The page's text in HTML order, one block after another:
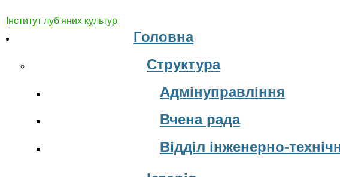
Інститут луб'яних культур
Головна
Структура
Адмінуправління
Вчена рада
Відділ інженерно-